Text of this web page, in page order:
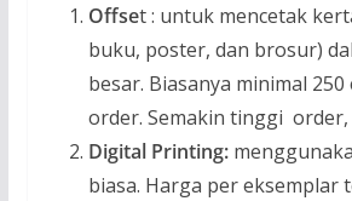
Offset : untuk mencetak
buku, poster, dan brosur)
besar. Biasanya minimal
order. Semakin tinggi order,
Digital Printing:
biasa. Harga per eksemplar